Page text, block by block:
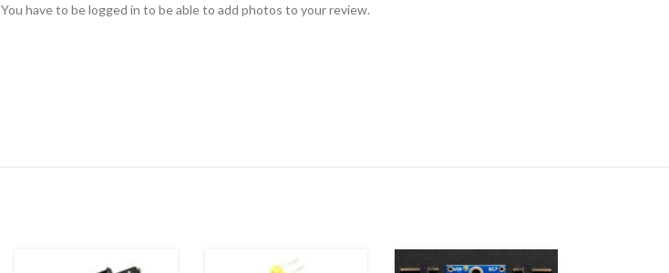
You have to be logged in to be able to add photos to your review.